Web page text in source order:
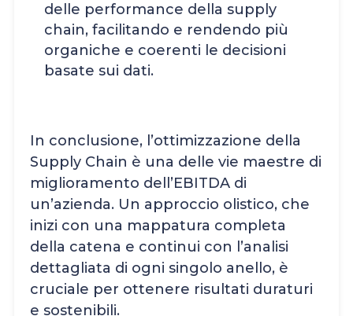
delle performance della supply
chain, facilitando e rendendo più
organiche e coerenti le decisioni
basate sui dati.
In conclusione, l’ottimizzazione della
Supply Chain è una delle vie maestre di
miglioramento dell’EBITDA di
un’azienda. Un approccio olistico, che
inizi con una mappatura completa
della catena e continui con l’analisi
dettagliata di ogni singolo anello, è
cruciale per ottenere risultati duraturi
e sostenibili.